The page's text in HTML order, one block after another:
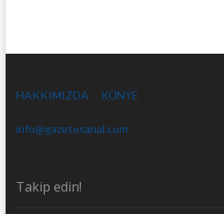
HAKKIMIZDA KÜNYE
info@gazetesanal.com
Takip edin!